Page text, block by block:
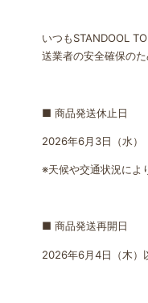
いつもSTANDOOL
送業者の安全確保の
■ 商品発送休止日
2026年6月3日（水）
※天候や交通状況によ
■ 商品発送再開日
2026年6月4日（木）